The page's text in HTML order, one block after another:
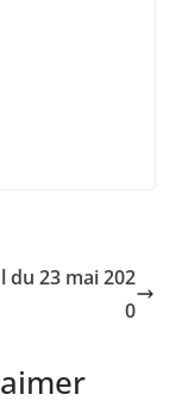
du 23 mai 202
0